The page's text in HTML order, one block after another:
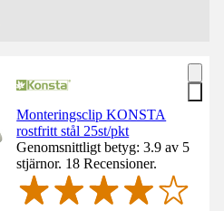
Monteringsclip KONSTA
rostfritt stål 25st/pkt
Genomsnittligt betyg: 3.9 av 5
stjärnor. 18 Recensioner.